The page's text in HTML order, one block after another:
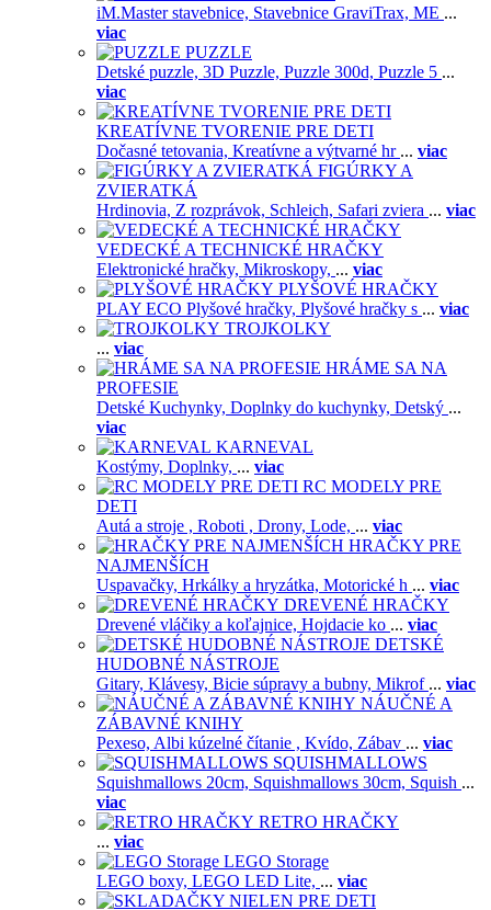
iM.Master stavebnice, Stavebnice GraviTrax, ME ...
viac
PUZZLE
Detské puzzle, 3D Puzzle, Puzzle 300d, Puzzle 5 ...
viac
KREATÍVNE TVORENIE PRE DETI
Dočasné tetovania, Kreatívne a výtvarné hr ... viac
FIGÚRKY A
ZVIERATKÁ
Hrdinovia, Z rozprávok, Schleich, Safari zviera ... viac
VEDECKÉ A TECHNICKÉ HRAČKY
Elektronické hračky, Mikroskopy, ... viac
PLYŠOVÉ HRAČKY
PLAY ECO Plyšové hračky, Plyšové hračky s ... viac
TROJKOLKY
... viac
HRÁME SA NA
PROFESIE
Detské Kuchynky, Doplnky do kuchynky, Detský ...
viac
KARNEVAL
Kostýmy, Doplnky, ... viac
RC MODELY PRE
DETI
Autá a stroje , Roboti , Drony, Lode, ... viac
HRAČKY PRE
NAJMENŠÍCH
Uspavačky, Hrkálky a hryzátka, Motorické h ... viac
DREVENÉ HRAČKY
Drevené vláčiky a koľajnice, Hojdacie ko ... viac
DETSKÉ
HUDOBNÉ NÁSTROJE
Gitary, Klávesy, Bicie súpravy a bubny, Mikrof ... viac
NÁUČNÉ A
ZÁBAVNÉ KNIHY
Pexeso, Albi kúzelné čítanie , Kvído, Zábav ... viac
SQUISHMALLOWS
Squishmallows 20cm, Squishmallows 30cm, Squish ...
viac
RETRO HRAČKY
... viac
LEGO Storage
LEGO boxy, LEGO LED Lite, ... viac